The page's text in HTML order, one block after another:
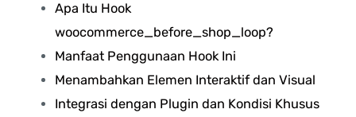
Apa Itu Hook
woocommerce_before_shop_loop?
Manfaat Penggunaan Hook Ini
Menambahkan Elemen Interaktif dan Visual
Integrasi dengan Plugin dan Kondisi Khusus